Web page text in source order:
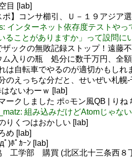
目 [lab]
ポ】コンサ櫛引、Ｕ－１９アジア
インターネット依存度テストや
ることがありますか」って設問
ザックの無敗記録ストップ！遠藤
ム入りの瓶 処分に数千万円、全
は自転車でやるのが適切かもしれ
のえっちな分だと、せいぜい札幌
ないわーｗ [lab]
ークしました ポ○モン風QB | りね
組み込みだけどAtomじゃな
りくつはおかしい [lab]
め [lab]
)ﾎﾟｶｰﾝ [lab]
工学部 購買 (北区北十三条西８